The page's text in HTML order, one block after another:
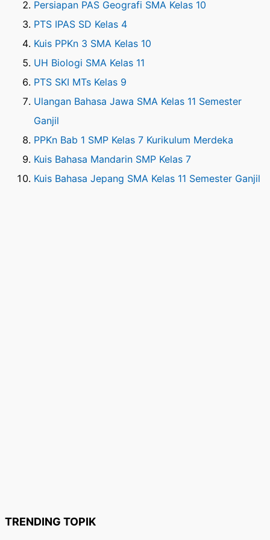
Persiapan PAS Geografi SMA Kelas 10
PTS IPAS SD Kelas 4
Kuis PPKn 3 SMA Kelas 10
UH Biologi SMA Kelas 11
PTS SKI MTs Kelas 9
Ulangan Bahasa Jawa SMA Kelas 11 Semester
Ganjil
PPKn Bab 1 SMP Kelas 7 Kurikulum Merdeka
Kuis Bahasa Mandarin SMP Kelas 7
Kuis Bahasa Jepang SMA Kelas 11 Semester Ganjil
TRENDING TOPIK